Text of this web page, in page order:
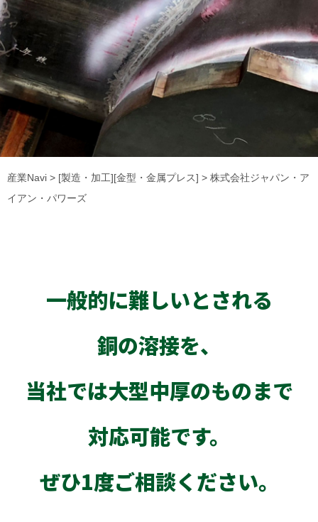
産業Navi > [製造・加工][金型・金属プレス] > 株式会社ジャパン・ア
イアン・パワーズ
一般的に難しいとされる
銅の溶接を、
当社では大型中厚のものまで
対応可能です。
ぜひ1度ご相談ください。